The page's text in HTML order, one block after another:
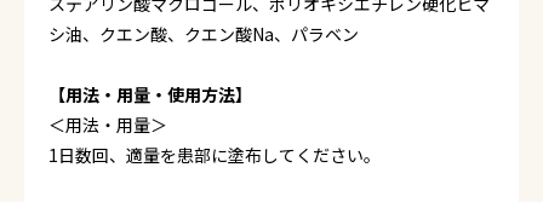
シ油、クエン酸、クエン酸Na、パラベン
【用法・用量・使用方法】
＜用法・用量＞
1日数回、適量を患部に塗布してください。